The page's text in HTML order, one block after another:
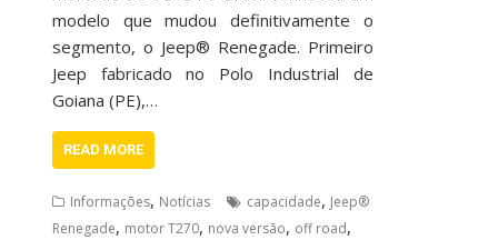
modelo que mudou definitivamente o
segmento, o Jeep® Renegade. Primeiro
Jeep fabricado no Polo Industrial de
Goiana (PE),…
READ MORE
Informações, Notícias capacidade, Jeep®
Renegade, motor T270, nova versão, off road,